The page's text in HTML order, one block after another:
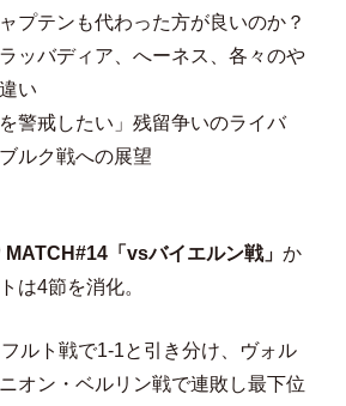
プテンも代わった方が良いのか？
ッバディア、へーネス、各々のや
い
警戒したい」残留争いのライバ
ルク戦への展望
「vsバイエルン戦」 か
は4節を消化。
ルト戦で1-1と引き分け、ヴォル
オン・ベルリン戦で連敗し最下位